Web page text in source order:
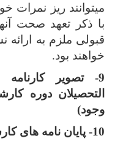
می­توانند ریز
با ذکر تعهد صحت
قبولی ملزم به
خواهند بود.
9- تصویر
التحصیلان دوره
وجود)
10- پایان نامه های کارشناسی و کارشناسی ارشد